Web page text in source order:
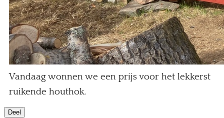
Vandaag wonnen we een prijs voor het lekkerst
ruikende houthok.
Deel